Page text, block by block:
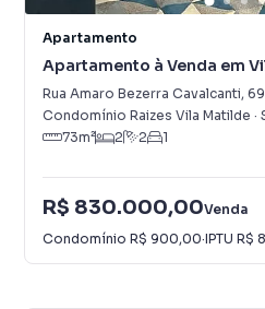
Apartamento
Apartamento à Venda em
Rua Amaro Bezerra Cavalcanti,
Condomínio Raizes Vila Matilde ·
73m² 2 2 1
R$ 830.000,00Venda
Condomínio R$ 900,00·IPTU R$